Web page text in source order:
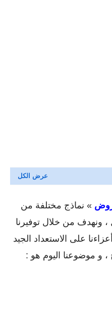
» نماذج مختلفة من
، ونهدف من خلال توفيرنا
على الاستعداد الجيد
، و موضوعنا اليوم هو :